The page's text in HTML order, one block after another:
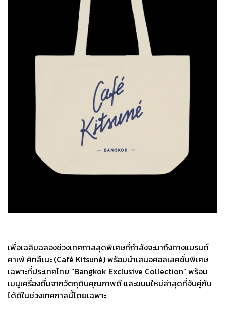
เพื่อเฉลิมฉลองช่วงเทศกาลสุดพิเศษที่กำลังจะมาถึงทางแบรนด์
คาเฟ่ คิทสึเนะ (Café Kitsuné) พร้อมนำเสนอคอลเลคชั่นพิเศษ
เฉพาะที่ประเทศไทย “Bangkok Exclusive Collection” พร้อม
เมนูเครื่องดื่มจากวัตถุดิบคุณภาพดี และขนมใหม่ล่าสุดที่จับคู่กัน
ได้ดีในช่วงเทศกาลนี้โดยเฉพาะ